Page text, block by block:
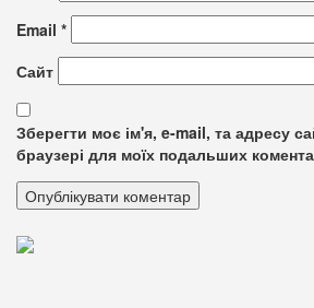
Email *
Сайт
Зберегти моє ім'я, e-mail, та адресу
браузері для моїх подальших